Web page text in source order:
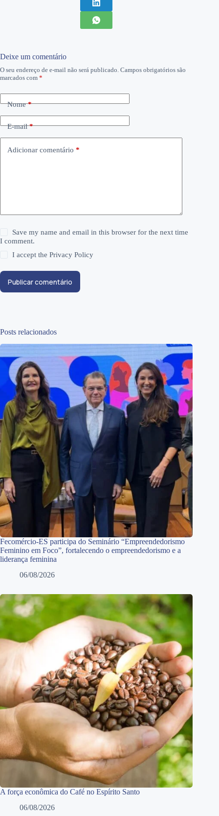
Deixe um comentário
O seu endereço de e-mail não será publicado. Campos obrigatórios são
marcados com *
Nome*
E-mail*
Adicionar comentário *
Save my name and email in this browser for the next time
I comment.
I accept thePrivacy Policy
Publicar comentário
Posts relacionados
Fecomércio-ES participa do Seminário “Empreendedorismo
Feminino em Foco”, fortalecendo o empreendedorismo e a
liderança feminina
06/08/2026
A força econômica do Café no Espírito Santo
06/08/2026